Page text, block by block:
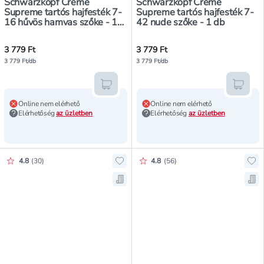
Supreme tartós hajfesték 7-
16 hűvös hamvas szőke - 1
3 779 Ft
3 779 Ft/db
Online nem elérhető
Elérhetőségaz üzletben
Kosárba teszem
Supreme tartós hajfesték 7-
42 nude szőke - 1 db
3 779 Ft
3 779 Ft/db
Online nem elérhető
Elérhetőség az üzletben
Értékelés pontszáma:
4.8 (30)
Hozzáadás a kedvencekhez,
Mentés a bevásárló listára,
Értékelés pontszáma:
4.8 (56)